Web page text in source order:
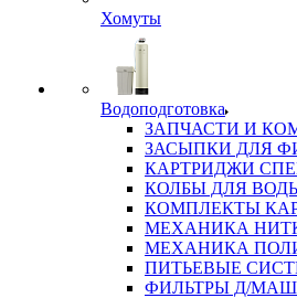
Хомуты
Водоподготовка
ЗАПЧАСТИ И
ЗАСЫПКИ ДЛЯ
КАРТРИДЖИ
КОЛБЫ ДЛЯ
КОМПЛЕКТЫ
МЕХАНИКА
МЕХАНИКА
ПИТЬЕВЫЕ
ФИЛЬТРЫ Д/